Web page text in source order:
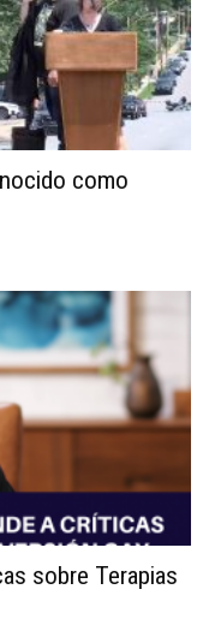
como
sobre Terapias